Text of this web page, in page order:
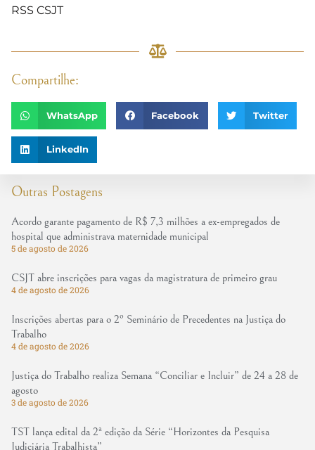
Outras Postagens
Acordo garante pagamento de R$ 7,3 milhões a ex-empregados de
hospital que administrava maternidade municipal
5 de agosto de 2026
CSJT abre inscrições para vagas da magistratura de primeiro grau
4 de agosto de 2026
Inscrições abertas para o 2º Seminário de Precedentes na Justiça do
Trabalho
4 de agosto de 2026
Justiça do Trabalho realiza Semana “Conciliar e Incluir” de 24 a 28 de
agosto
3 de agosto de 2026
TST lança edital da 2ª edição da Série “Horizontes da Pesquisa
Judiciária Trabalhista”
RSS CSJT
Compartilhe:
WhatsApp Facebook Twitter
LinkedIn